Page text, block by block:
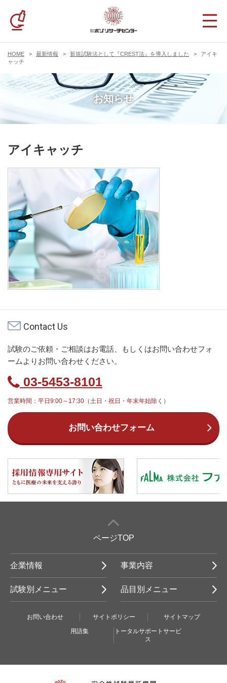
HOME 最新情報 新規試験法として『CREST法』を導入しました
アイキ
ャッチ
お知らせ
アイキャッチ
Contact Us
試験のご依頼・ご相談はお電話、もしくはお問い合わせフォ
ームよりお問い合わせください。
03-5453-8101
営業時間：平日9:00～17:30（土日・祝日・年末年始除く）
お問い合わせフォーム
ページTOP
企業情報 事業内容
試験別メニュー 品目別メニュー
お問い合わせ サイトポリシー
サイトマップ
用語集
トータルサポートサービ
ス